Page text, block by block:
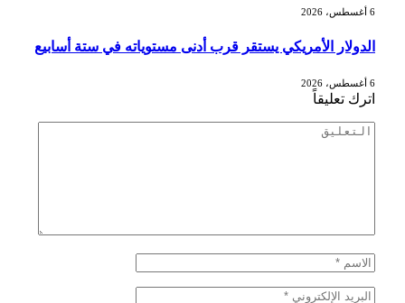
6 أغسطس، 2026
الدولار الأمريكي يستقر قرب أدنى مستوياته في ستة أسابيع
6 أغسطس، 2026
اترك تعليقاً